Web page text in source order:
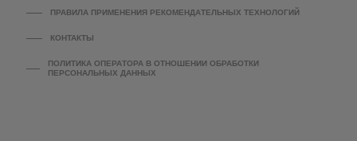
ПРАВИЛА ПРИМЕНЕНИЯ РЕКОМЕНДАТЕЛЬНЫХ ТЕХНОЛОГИЙ
КОНТАКТЫ
ПОЛИТИКА ОПЕРАТОРА В ОТНОШЕНИИ ОБРАБОТКИ
ПЕРСОНАЛЬНЫХ ДАННЫХ